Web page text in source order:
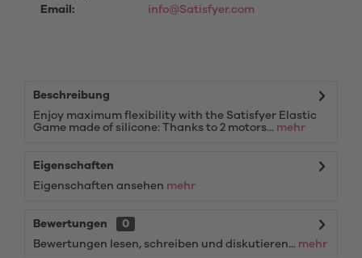
Email:
info@Satisfyer.com
Beschreibung
Enjoy maximum flexibility with the Satisfyer Elastic
Game made of silicone: Thanks to 2 motors... mehr
Eigenschaften
Eigenschaften ansehen mehr
Bewertungen
0
Bewertungen lesen, schreiben und diskutieren... mehr